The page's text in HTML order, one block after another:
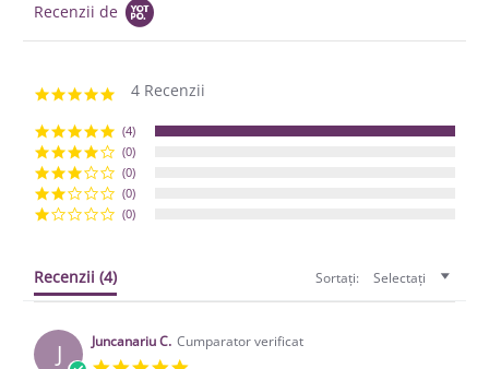
Recenzii de
5.0 star rating
4 Recenzii
(4)
(0)
(0)
(0)
(0)
Recenzii (4) Sortați: Selectați
J Juncanariu C. Cumparator verificat